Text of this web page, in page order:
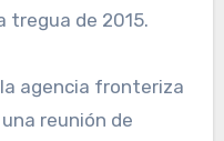
tregua de 2015.
agencia fronteriza
reunión de